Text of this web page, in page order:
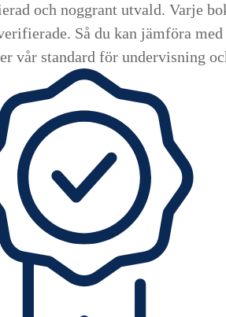
och noggrant utvald. Varje
Så du kan jämföra
vår standard för undervisning